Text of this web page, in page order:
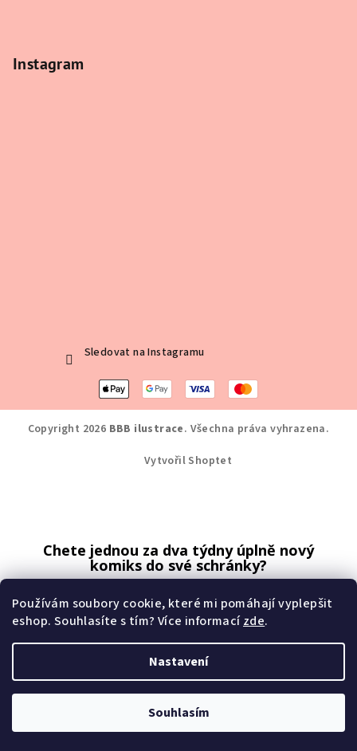
Používám soubory cookie, které mi pomáhají vyplepšit
eshop. Souhlasíte s tím? Více informacízde.
Nastavení
Souhlasím
Instagram
Sledovat na Instagramu
Copyright 2026 BBB ilustrace. Všechna práva vyhrazena.
Vytvořil Shoptet
Chete jednou za dva týdny úplně nový
komiks do své schránky?